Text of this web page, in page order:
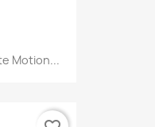
Motion...